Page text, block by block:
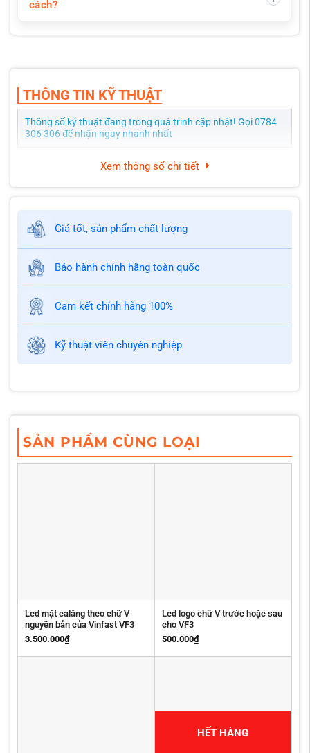
cách?
THÔNG TIN KỸ THUẬT
Thông số kỹ thuật đang trong quá trình cập nhật! Gọi 0784
306 306 để nhận ngay nhanh nhất
Xem thông số chi tiết
Giá tốt, sản phẩm chất lượng
Bảo hành chính hãng toàn quốc
Cam kết chính hãng 100%
Kỹ thuật viên chuyên nghiệp
SẢN PHẨM CÙNG LOẠI
Led mặt calăng theo chữ V
nguyên bản của Vinfast VF3
3.500.000₫
Led logo chữ V trước hoặc sau
cho VF3
500.000₫
HẾT HÀNG